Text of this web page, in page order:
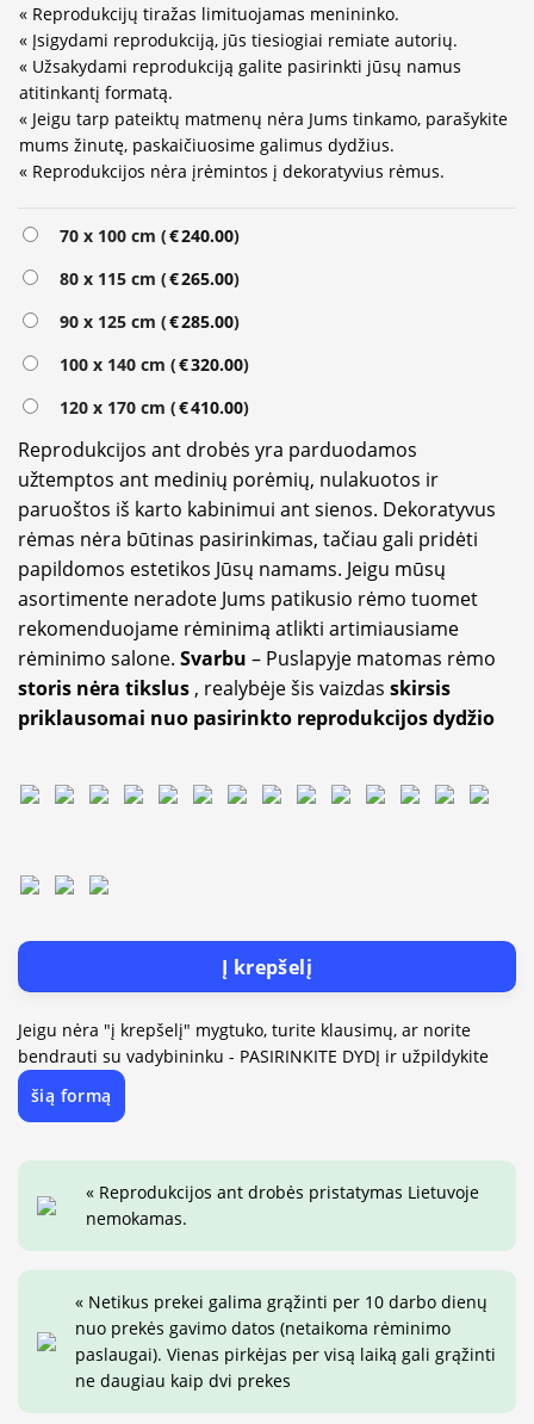
« Reprodukcijų tiražas limituojamas menininko.
« Įsigydami reprodukciją, jūs tiesiogiai remiate autorių.
« Užsakydami reprodukciją galite pasirinkti jūsų namus
atitinkantį formatą.
« Jeigu tarp pateiktų matmenų nėra Jums tinkamo, parašykite
mums žinutę, paskaičiuosime galimus dydžius.
« Reprodukcijos nėra įrėmintos į dekoratyvius rėmus.
70 x 100 cm (€240.00)
80 x 115 cm (€265.00)
90 x 125 cm (€285.00)
100 x 140 cm (€320.00)
120 x 170 cm (€410.00)
Reprodukcijos ant drobės yra parduodamos
užtemptos ant medinių porėmių, nulakuotos ir
paruoštos iš karto kabinimui ant sienos. Dekoratyvus
rėmas nėra būtinas pasirinkimas, tačiau gali pridėti
papildomos estetikos Jūsų namams. Jeigu mūsų
asortimente neradote Jums patikusio rėmo tuomet
rekomenduojame rėminimą atlikti artimiausiame
rėminimo salone. Svarbu – Puslapyje matomas rėmo
storis nėra tikslus , realybėje šis vaizdas skirsis
priklausomai nuo pasirinkto reprodukcijos dydžio
Į krepšelį
Alternative:
Jeigu nėra "į krepšelį" mygtuko, turite klausimų, ar norite
bendrauti su vadybininku - PASIRINKITE DYDĮ ir užpildykite
šią formą
« Reprodukcijos ant drobės pristatymas Lietuvoje
nemokamas.
« Netikus prekei galima grąžinti per 10 darbo dienų
nuo prekės gavimo datos (netaikoma rėminimo
paslaugai). Vienas pirkėjas per visą laiką gali grąžinti
ne daugiau kaip dvi prekes